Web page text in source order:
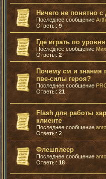
Ничего не понятно
Последнее сообщение
Ответы:9
Где играть по
Последнее сообщение
Ответы: 2
Почему см и знания
пве-силы героя?
Последнее сообщение
Ответы:21
Flash для работы
клиенте
Последнее сообщение
Ответы: 2
Флешплеер
Последнее сообщение
Ответы:18